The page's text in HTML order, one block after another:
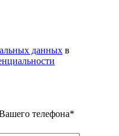
данных в
телефона*